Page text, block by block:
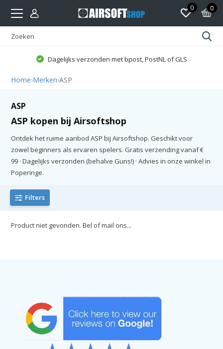
0 0
Dagelijks verzonden met bpost, PostNL of GLS
Home›Merken›ASP
ASP
ASP kopen bij Airsoftshop
Ontdek het ruime aanbod ASP bij Airsoftshop. Geschikt voor
zowel beginners als ervaren spelers. Gratis verzending vanaf €
99 · Dagelijks verzonden (behalve Guns!) · Advies in onze winkel in
Poperinge.
Filters
Product niet gevonden. Bel of mail ons...